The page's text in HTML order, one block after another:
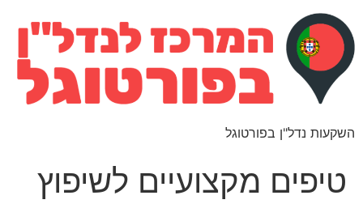
השקעות נדל"ן בפורטוגל
טיפים מקצועיים לשיפוץ